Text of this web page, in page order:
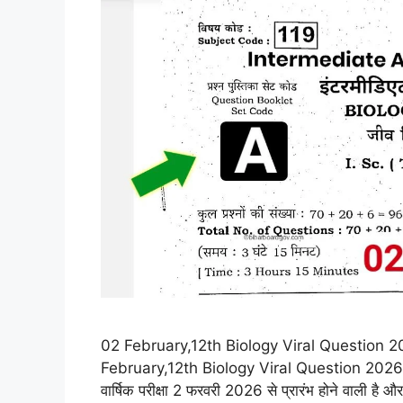
02 February,12th Biology Viral Question
February,12th Biology Viral Question 2026-
वार्षिक परीक्षा 2 फरवरी 2026 से प्रारंभ होने वाली है